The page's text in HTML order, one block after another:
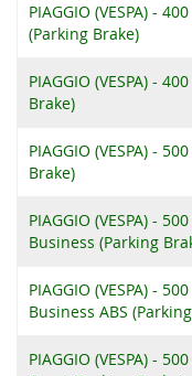
PIAGGIO (VESPA) -
(Parking Brake)
PIAGGIO (VESPA) -
Brake)
PIAGGIO (VESPA) -
Brake)
PIAGGIO (VESPA) -
Business (Parking
PIAGGIO (VESPA) -
Business ABS
PIAGGIO (VESPA) -